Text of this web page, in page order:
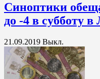
Синоптики
до -4 в субботу в
21.09.2019 Выкл.